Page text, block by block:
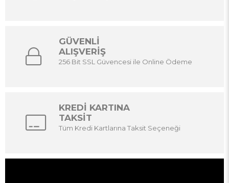
GÜVENLİ
ALIŞVERİŞ
256 Bit SSL Güvencesi ile Online Ödeme
KREDİ KARTINA
TAKSİT
Tüm Kredi Kartlarına Taksit Seçeneği